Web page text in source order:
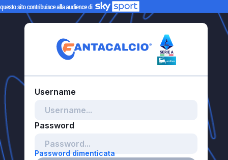
Password dimenticata